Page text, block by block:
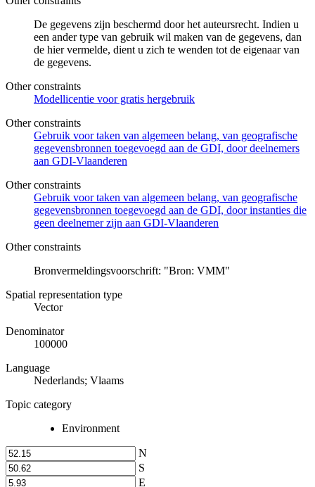
De gegevens zijn beschermd door het auteursrecht. Indien u
een ander type van gebruik wil maken van de gegevens, dan
de hier vermelde, dient u zich te wenden tot de eigenaar van
de gegevens.
Other constraints
Modellicentie voor gratis hergebruik
Other constraints
Gebruik voor taken van algemeen belang, van geografische
gegevensbronnen toegevoegd aan de GDI, door deelnemers
aan GDI-Vlaanderen
Other constraints
Gebruik voor taken van algemeen belang, van geografische
gegevensbronnen toegevoegd aan de GDI, door instanties die
geen deelnemer zijn aan GDI-Vlaanderen
Other constraints
Bronvermeldingsvoorschrift: "Bron: VMM"
Spatial representation type
Vector
Denominator
100000
Language
Nederlands; Vlaams
Topic category
Environment
N
S
E